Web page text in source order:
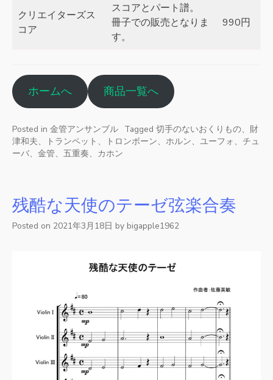
クリエイターズス
コア
スコアとパート譜。
冊子での販売となりま
す。
990円
ホームへ 商品一覧へ
Posted in 金管アンサンブル Tagged 切手のないおくりもの、財
津和夫、トランペット、トロンボーン、ホルン、ユーフォ、チュ
ーバ、金管、五重奏、カホン
残酷な天使のテーゼ弦楽合奏
Posted on 2021年3月18日 by bigapple1962